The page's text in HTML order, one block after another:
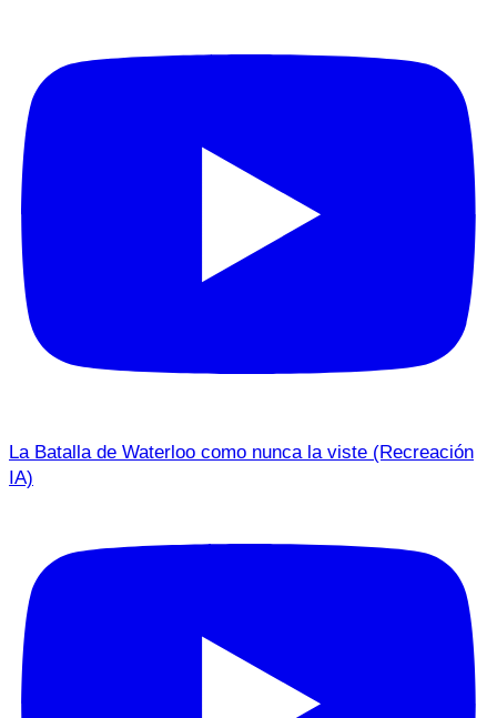
La Batalla de Waterloo como nunca la viste (Recreación
IA)